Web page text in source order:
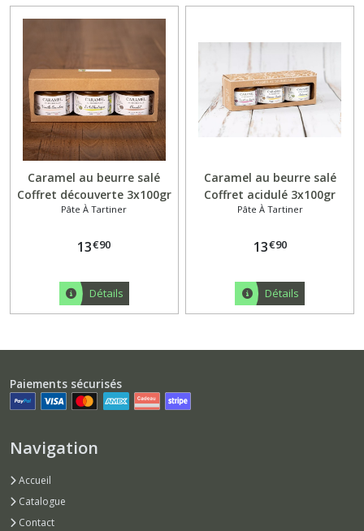
Caramel au beurre salé
Coffret découverte 3x100gr
Pâte À Tartiner
13€90
Détails
Caramel au beurre salé
Coffret acidulé 3x100gr
Pâte À Tartiner
13€90
Détails
Paiements sécurisés
Navigation
Accueil
Catalogue
Contact